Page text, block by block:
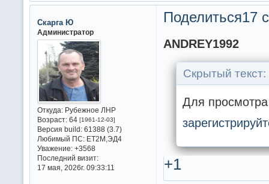
Поделиться17
Скарга Ю
Администратор
Откуда:Рубежное ЛНР
Возраст:64 [1961-12-03]
Версия build:61388 (3.7)
Любимый ПС:ET2M,ЭД4
Уважение: +3568
Последний визит:
17 мая, 2026г. 09:33:11
ANDREY1992
Скрытый текст:
Для
+1